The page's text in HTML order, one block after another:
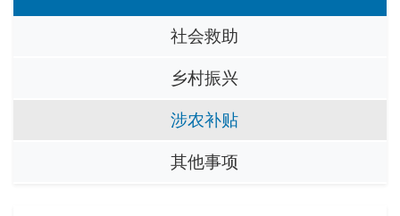
社会救助
乡村振兴
涉农补贴
其他事项